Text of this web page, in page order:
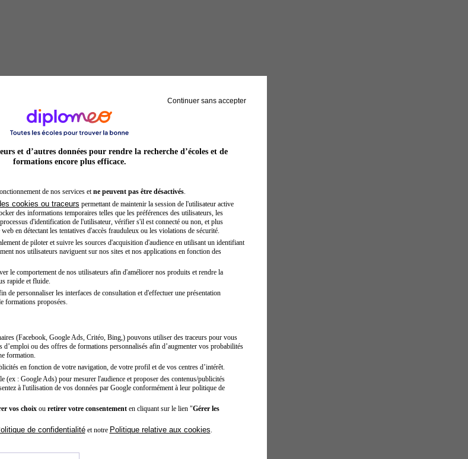
physique
Continuer sans accepter
et d’autres données pour rendre la recherche d’écoles et de
formations encore plus efficace.
de nos services et ne peuvent pas être désactivés.
cookies ou traceurs permettant de maintenir la session de l'utilisateur active
des informations temporaires telles que les préférences des utilisateurs, les
d'identification de l'utilisateur, vérifier s'il est connecté ou non, et plus
en détectant les tentatives d'accès frauduleux ou les violations de sécurité.
de piloter et suivre les sources d'acquisition d'audience en utilisant un identifiant
nos utilisateurs naviguent sur nos sites et nos applications en fonction des
le comportement de nos utilisateurs afin d'améliorer nos produits et rendre la
rapide et fluide.
de personnaliser les interfaces de consultation et d'effectuer une présentation
formations proposées.
(Facebook, Google Ads, Critéo, Bing,) pouvons utiliser des traceurs pour vous
ou des offres de formations personnalisés afin d’augmenter vos probabilités
formation.
en fonction de votre navigation, de votre profil et de vos centres d’intérêt.
(ex : Google Ads) pour mesurer l'audience et proposer des contenus/publicités
à l'utilisation de vos données par Google conformément à leur politique de
vos choixou retirer votre consentementen cliquant sur le lien "Gérer les
de confidentialitéet notre Politique relative aux cookies